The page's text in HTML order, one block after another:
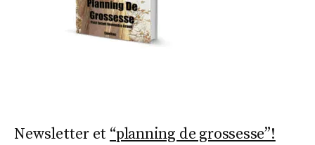
Newsletter et “planning de grossesse”!